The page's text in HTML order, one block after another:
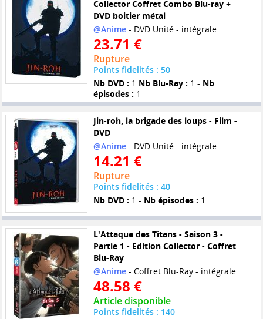
Collector Coffret Combo Blu-ray +
DVD boitier métal
@Anime- DVD Unité - intégrale
23.71 €
Rupture
Points fidelités : 50
Nb DVD : 1 Nb Blu-Ray : 1 - Nb
épisodes : 1
Jin-roh, la brigade des loups - Film -
DVD
@Anime- DVD Unité - intégrale
14.21 €
Rupture
Points fidelités : 40
Nb DVD : 1 - Nb épisodes : 1
L'Attaque des Titans - Saison 3 -
Partie 1 - Edition Collector - Coffret
Blu-Ray
@Anime- Coffret Blu-Ray - intégrale
48.58 €
Article disponible
Points fidelités : 140